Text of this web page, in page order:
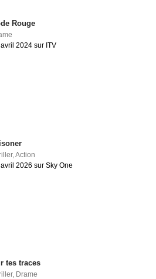
Rouge
2024 sur ITV
,Action
2026 sur Sky One
tes traces
, Drame